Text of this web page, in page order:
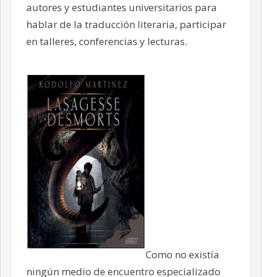
autores y estudiantes universitarios para
hablar de la traducción literaria, participar
en talleres, conferencias y lecturas.
Como no existía
ningún medio de encuentro especializado